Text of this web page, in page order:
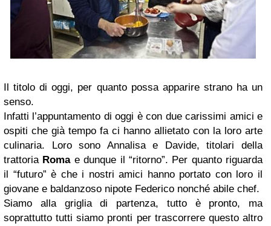
Il titolo di oggi, per quanto possa apparire strano ha un
senso.
Infatti l’appuntamento di oggi è con due carissimi amici e
ospiti che già tempo fa ci hanno allietato con la loro arte
culinaria. Loro sono Annalisa e Davide, titolari della
trattoria Romae dunque il “ritorno”. Per quanto riguarda
il “futuro” è che i nostri amici hanno portato con loro il
giovane e baldanzoso nipote Federico nonché abile chef.
Siamo alla griglia di partenza, tutto è pronto, ma
soprattutto tutti siamo pronti per trascorrere questo altro